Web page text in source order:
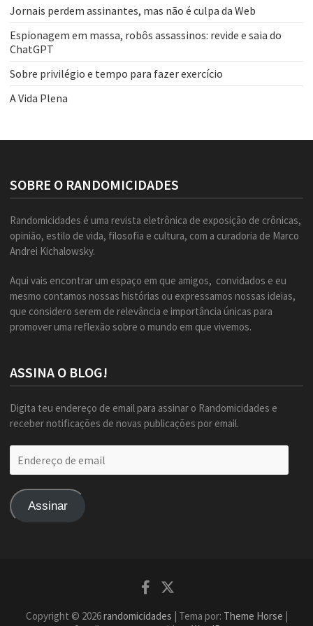
Jornais perdem assinantes, mas não é culpa da Web
Espionagem em massa, robôs assassinos: revide e saia do
ChatGPT
Sobre privilégio e tempo para fazer exercício
A Vida Plena
SOBRE O RANDOMICIDADES
Randomicidades é uma revista eletrônica de exposição de crônicas,
opinião, estilo de vida, filosofia e cultura, com a curadoria de Marco
Andrei Kichalowsky.
Aqui vais encontrar um espaço em que amigos, convidados e eu
mesmo contamos nossas histórias ou expressamos nossas ideias,
que considero serem de relevância e importância únicas para
promover uma reflexão sobre o mundo em que vivemos.
ASSINA O BLOG!
Digita teu endereço de email para assinar o Randomicidades e
receber notificações de novas publicações por email.
de
Assinar
Facebook
Copyright © 2026randomicidades | Tema por: Theme Horse